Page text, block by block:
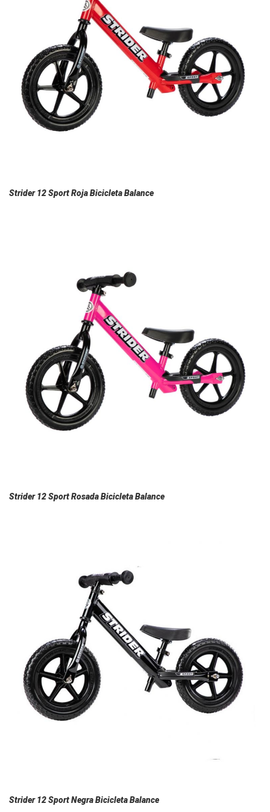
Strider 12 Sport Roja Bicicleta Balance
Strider 12 Sport Rosada Bicicleta Balance
Strider 12 Sport Negra Bicicleta Balance